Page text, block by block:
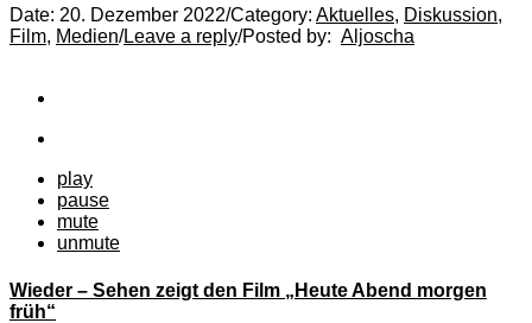
Date: 20. Dezember 2022/Category: Aktuelles, Diskussion,
Film, Medien/Leave a reply/Posted by: Aljoscha
play
pause
mute
unmute
Wieder – Sehen zeigt den Film „Heute Abend morgen
früh“